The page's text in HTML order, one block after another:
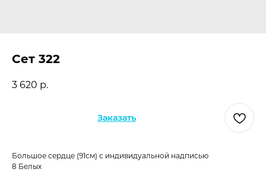
Сет 322
3 620 р.
Заказать
Большое сердце (91см) с индивидуальной надписью
8 Белых